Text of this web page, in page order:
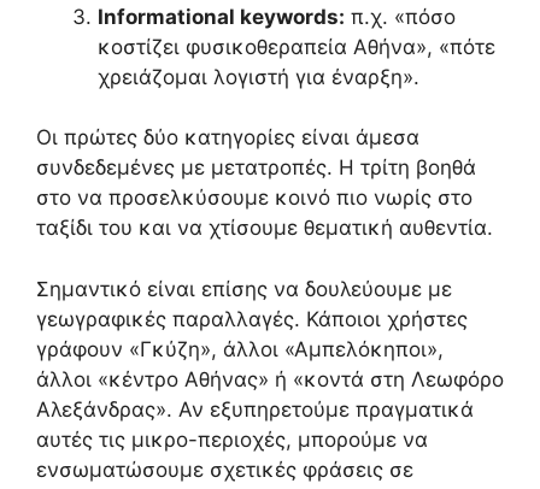
Informational keywords: π.χ. «πόσο
κοστίζει φυσικοθεραπεία Αθήνα», «πότε
χρειάζομαι λογιστή για έναρξη».
Οι πρώτες δύο κατηγορίες είναι άμεσα
συνδεδεμένες με μετατροπές. Η τρίτη βοηθά
στο να προσελκύσουμε κοινό πιο νωρίς στο
ταξίδι του και να χτίσουμε θεματική αυθεντία.
Σημαντικό είναι επίσης να δουλεύουμε με
γεωγραφικές παραλλαγές. Κάποιοι χρήστες
γράφουν «Γκύζη», άλλοι «Αμπελόκηποι»,
άλλοι «κέντρο Αθήνας» ή «κοντά στη Λεωφόρο
Αλεξάνδρας». Αν εξυπηρετούμε πραγματικά
αυτές τις μικρο-περιοχές, μπορούμε να
ενσωματώσουμε σχετικές φράσεις σε